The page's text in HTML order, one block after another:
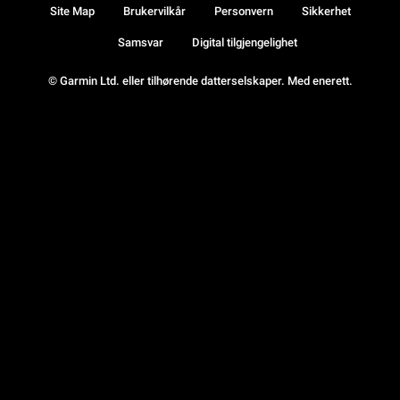
© Garmin Ltd. eller tilhørende datterselskaper. Med enerett.
Site Map Brukervilkår Personvern Sikkerhet
Samsvar Digital tilgjengelighet